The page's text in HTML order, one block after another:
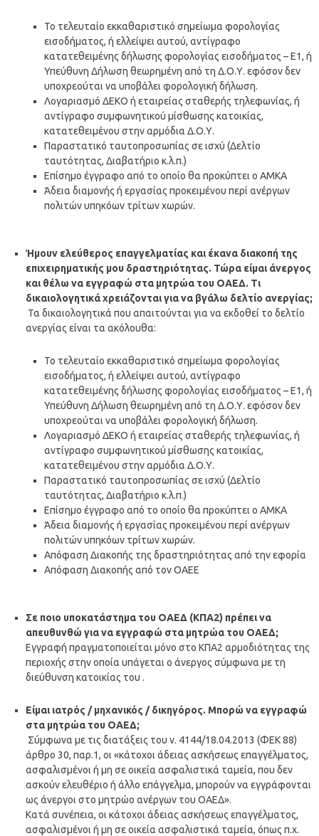
Το τελευταίο εκκαθαριστικό σημείωμα φορολογίας
εισοδήματος, ή ελλείψει αυτού, αντίγραφο
κατατεθειμένης δήλωσης φορολογίας εισοδήματος – Ε1, ή
Υπεύθυνη Δήλωση θεωρημένη από τη Δ.Ο.Υ. εφόσον δεν
υποχρεούται να υποβάλει φορολογική δήλωση.
Λογαριασμό ΔΕΚΟ ή εταιρείας σταθερής τηλεφωνίας, ή
αντίγραφο συμφωνητικού μίσθωσης κατοικίας,
κατατεθειμένου στην αρμόδια Δ.Ο.Υ.
Παραστατικό ταυτοπροσωπίας σε ισχύ (Δελτίο
ταυτότητας, Διαβατήριο κ.λ.π.)
Επίσημο έγγραφο από το οποίο θα προκύπτει ο ΑΜΚΑ
Άδεια διαμονής ή εργασίας προκειμένου περί ανέργων
πολιτών υπηκόων τρίτων χωρών.
Ήμουν ελεύθερος επαγγελματίας και έκανα διακοπή της
επιχειρηματικής μου δραστηριότητας. Τώρα είμαι άνεργος
και θέλω να εγγραφώ στα μητρώα του ΟΑΕΔ. Τι
δικαιολογητικά χρειάζονται για να βγάλω δελτίο ανεργίας;
Τα δικαιολογητικά που απαιτούνται για να εκδοθεί το δελτίο
ανεργίας είναι τα ακόλουθα:
Το τελευταίο εκκαθαριστικό σημείωμα φορολογίας
εισοδήματος, ή ελλείψει αυτού, αντίγραφο
κατατεθειμένης δήλωσης φορολογίας εισοδήματος – Ε1, ή
Υπεύθυνη Δήλωση θεωρημένη από τη Δ.Ο.Υ. εφόσον δεν
υποχρεούται να υποβάλει φορολογική δήλωση.
Λογαριασμό ΔΕΚΟ ή εταιρείας σταθερής τηλεφωνίας, ή
αντίγραφο συμφωνητικού μίσθωσης κατοικίας,
κατατεθειμένου στην αρμόδια Δ.Ο.Υ.
Παραστατικό ταυτοπροσωπίας σε ισχύ (Δελτίο
ταυτότητας, Διαβατήριο κ.λ.π.)
Επίσημο έγγραφο από το οποίο θα προκύπτει ο ΑΜΚΑ
Άδεια διαμονής ή εργασίας προκειμένου περί ανέργων
πολιτών υπηκόων τρίτων χωρών.
Απόφαση Διακοπής της δραστηριότητας από την εφορία
Απόφαση Διακοπής από τον ΟΑΕΕ
Σε ποιο υποκατάστημα του ΟΑΕΔ (ΚΠΑ2) πρέπει να
απευθυνθώ για να εγγραφώ στα μητρώα του ΟΑΕΔ;
Εγγραφή πραγματοποιείται μόνο στο ΚΠΑ2 αρμοδιότητας της
περιοχής στην οποία υπάγεται ο άνεργος σύμφωνα με τη
διεύθυνση κατοικίας του .
Είμαι ιατρός / μηχανικός / δικηγόρος. Μπορώ να εγγραφώ
στα μητρώα του ΟΑΕΔ;
Σύμφωνα με τις διατάξεις του ν. 4144/18.04.2013 (ΦΕΚ 88)
άρθρο 30, παρ.1, οι «κάτοχοι άδειας ασκήσεως επαγγέλματος,
ασφαλισμένοι ή μη σε οικεία ασφαλιστικά ταμεία, που δεν
ασκούν ελευθέριο ή άλλο επάγγελμα, μπορούν να εγγράφονται
ως άνεργοι στο μητρώο ανέργων του ΟΑΕΔ».
Κατά συνέπεια, οι κάτοχοι άδειας ασκήσεως επαγγέλματος,
ασφαλισμένοι ή μη σε οικεία ασφαλιστικά ταμεία, όπως π.χ.